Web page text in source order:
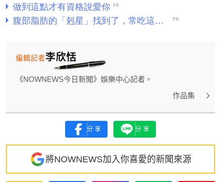
李欣恬
編輯記者
《NOWNEWS今日新聞》娛樂中心記者。
作品集
分享 分享
將NOWNEWS加入你喜愛的新聞來源